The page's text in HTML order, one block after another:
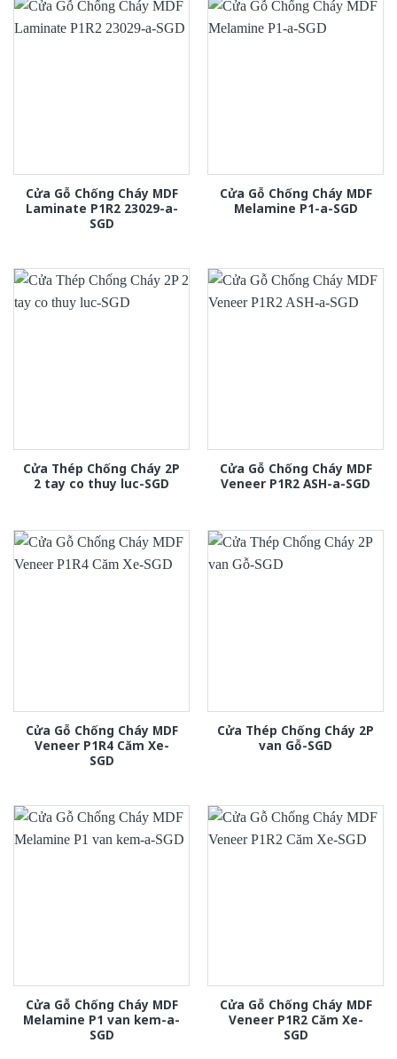
Cửa Gỗ Chống Cháy MDF
Laminate P1R2 23029-a-
SGD
Cửa Gỗ Chống Cháy MDF
Melamine P1-a-SGD
Cửa Thép Chống Cháy 2P
2 tay co thuy luc-SGD
Cửa Gỗ Chống Cháy MDF
Veneer P1R2 ASH-a-SGD
Cửa Gỗ Chống Cháy MDF
Veneer P1R4 Căm Xe-
SGD
Cửa Thép Chống Cháy 2P
van Gỗ-SGD
Cửa Gỗ Chống Cháy MDF
Melamine P1 van kem-a-
SGD
Cửa Gỗ Chống Cháy MDF
Veneer P1R2 Căm Xe-
SGD